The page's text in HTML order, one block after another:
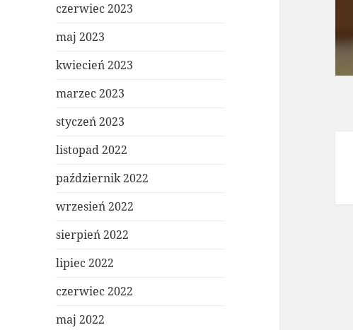
czerwiec 2023
maj 2023
kwiecień 2023
marzec 2023
styczeń 2023
listopad 2022
październik 2022
wrzesień 2022
sierpień 2022
lipiec 2022
czerwiec 2022
maj 2022